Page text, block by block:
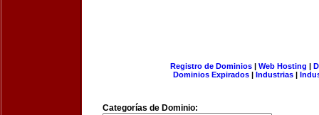
Registro de Dominios| Web Hosting |
Dominios Expirados | Industrias |
Categorías de Dominio: